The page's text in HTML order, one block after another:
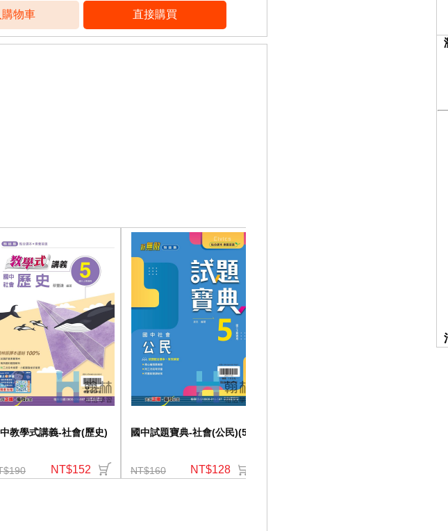
教學式講義-社會(歷史)
NT$152
國中試題寶典-社會(公民)(5)
NT$160 NT$128